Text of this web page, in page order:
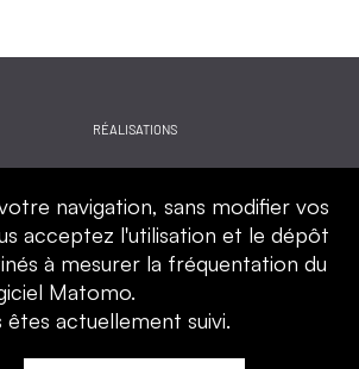
RÉALISATIONS
QUI SOMMES-NOUS
navigation, sans modifier vos
acceptez l'utilisation et le dépôt
à mesurer la fréquentation du
Matomo.
êtes actuellement suivi.